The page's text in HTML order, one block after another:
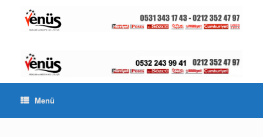
Menü